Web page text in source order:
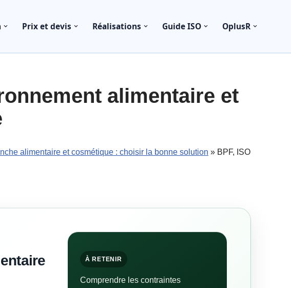
Prix et devis Réalisations Guide ISO OplusR
alimentaire et
alimentaire et cosmétique : choisir la bonne solution » BPF, ISO
À RETENIR
Comprendre les contraintes